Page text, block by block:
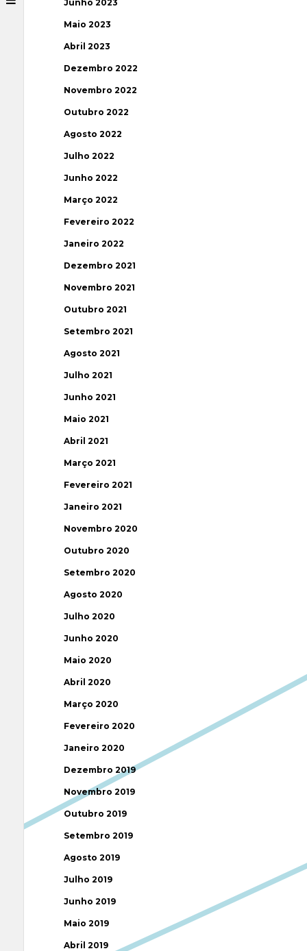
Junho 2023
Maio 2023
Abril 2023
Dezembro 2022
Novembro 2022
Outubro 2022
Agosto 2022
Julho 2022
Junho 2022
Março 2022
Fevereiro 2022
Janeiro 2022
Dezembro 2021
Novembro 2021
Outubro 2021
Setembro 2021
Agosto 2021
Julho 2021
Junho 2021
Maio 2021
Abril 2021
Março 2021
Fevereiro 2021
Janeiro 2021
Novembro 2020
Outubro 2020
Setembro 2020
Agosto 2020
Julho 2020
Junho 2020
Maio 2020
Abril 2020
Março 2020
Fevereiro 2020
Janeiro 2020
Dezembro 2019
Novembro 2019
Outubro 2019
Setembro 2019
Agosto 2019
Julho 2019
Junho 2019
Maio 2019
Abril 2019